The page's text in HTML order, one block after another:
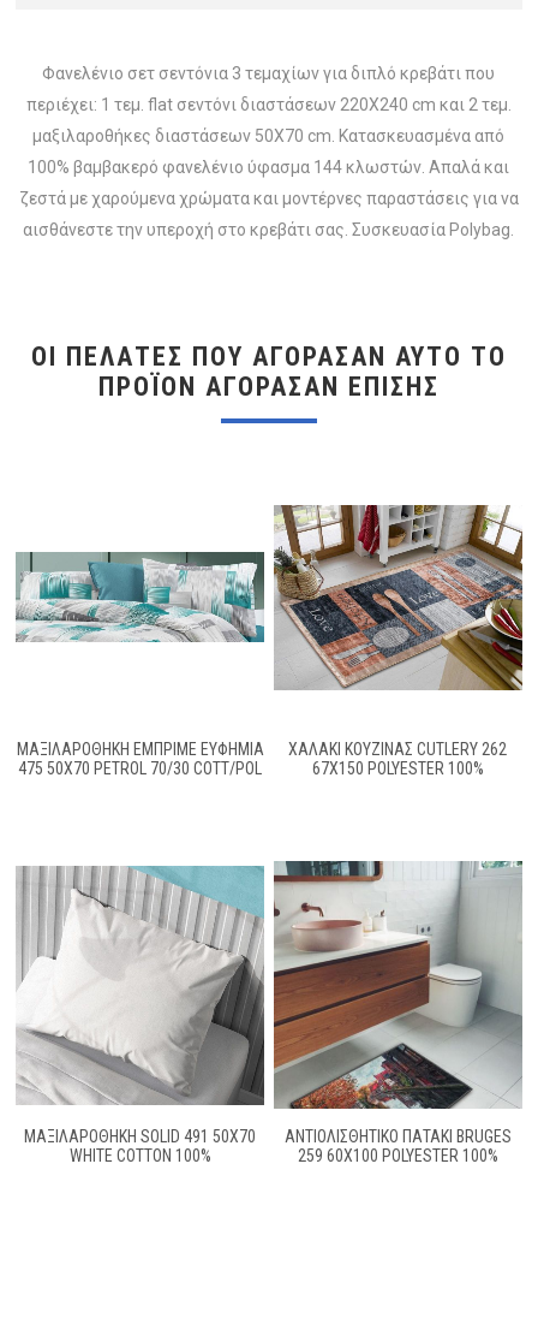
Φανελένιο σετ σεντόνια 3 τεμαχίων για διπλό κρεβάτι που
περιέχει: 1 τεμ. flat σεντόνι διαστάσεων 220Χ240 cm και 2 τεμ.
μαξιλαροθήκες διαστάσεων 50Χ70 cm. Κατασκευασμένα από
100% βαμβακερό φανελένιο ύφασμα 144 κλωστών. Απαλά και
ζεστά με χαρούμενα χρώματα και μοντέρνες παραστάσεις για να
αισθάνεστε την υπεροχή στο κρεβάτι σας. Συσκευασία Polybag.
ΟΙ ΠΕΛΆΤΕΣ ΠΟΥ ΑΓΌΡΑΣΑΝ ΑΥΤΌ ΤΟ
ΠΡΟΪΌΝ ΑΓΌΡΑΣΑΝ ΕΠΊΣΗΣ
ΜΑΞΙΛΑΡΟΘΉΚΗ ΕΜΠΡΙΜΈ ΕΥΦΗΜΊΑ
475 50X70 PETROL 70/30 COTT/POL
ΧΑΛΑΚΙ ΚΟΥΖΙΝΑΣ CUTLERY 262
67X150 POLYESTER 100%
ΜΑΞΙΛΑΡΟΘΗΚΗ SOLID 491 50X70
WHITE COTTON 100%
ΑΝΤΙΟΛΙΣΘΗΤΙΚΟ ΠΑΤΑΚΙ BRUGES
259 60X100 POLYESTER 100%